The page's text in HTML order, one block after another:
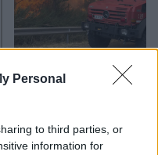
Personal
to third parties, or
information for
«Εκρηκτικό
υποχωρεί ο